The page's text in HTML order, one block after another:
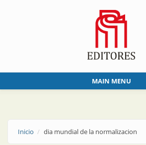
MAIN MENU
Inicio dia mundial de la normalizacion